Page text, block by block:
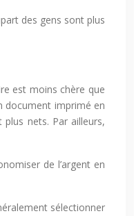
des gens sont plus
est moins chère que
document imprimé en
nets. Par ailleurs,
de l’argent en
sélectionner